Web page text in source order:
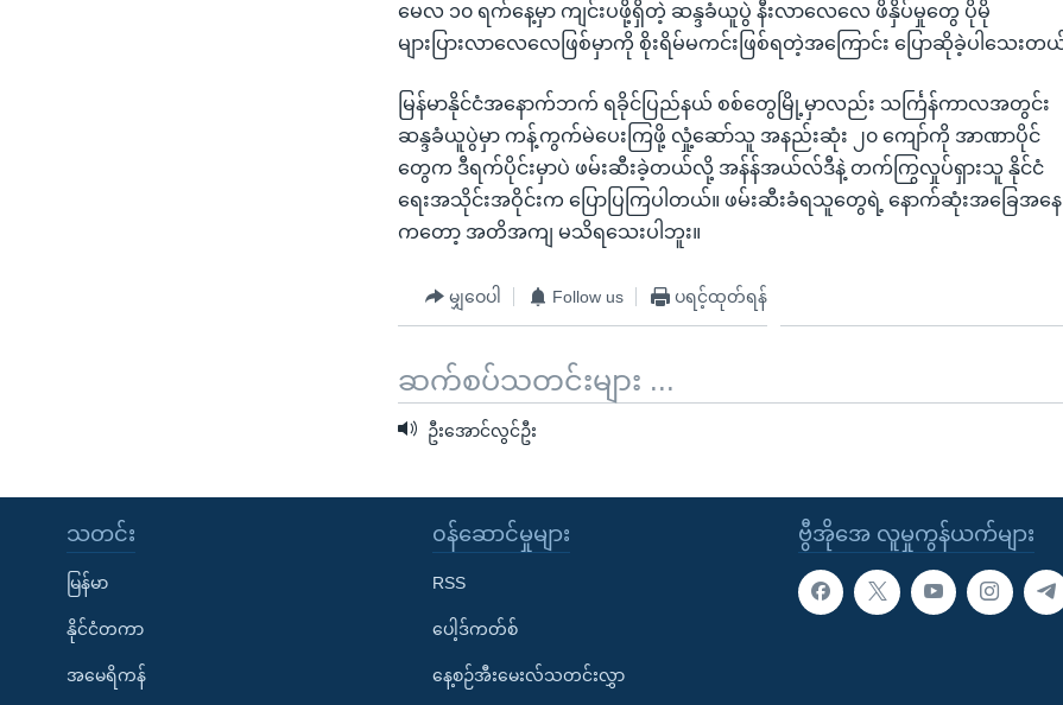
မေလ ၁၀ ရက်နေ့မှာ ကျင်းပဖို့ရှိတဲ့ ဆန္ဒခံယူပွဲ နီးလာလေလေ ဖိနှိပ်မှုတွေ ပိုမို
များပြားလာလေလေဖြစ်မှာကို စိုးရိမ်မကင်းဖြစ်ရတဲ့အကြောင်း ပြောဆိုခဲ့ပါသေးတ
မြန်မာနိုင်ငံအနောက်ဘက် ရခိုင်ပြည်နယ် စစ်တွေမြို့မှာလည်း သင်္ကြန်ကာလအတွင်း
ဆန္ဒခံယူပွဲမှာ ကန့်ကွက်မဲပေးကြဖို့ လှုံ့ဆော်သူ အနည်းဆုံး ၂၀ ကျော်ကို အာဏာပိုင်
တွေက ဒီရက်ပိုင်းမှာပဲ ဖမ်းဆီးခဲ့တယ်လို့ အန်န်အယ်လ်ဒီနဲ့ တက်ကြွလှုပ်ရှားသူ နိုင်ငံ
ရေးအသိုင်းအဝိုင်းက ပြောပြကြပါတယ်။ ဖမ်းဆီးခံရသူတွေရဲ့ နောက်ဆုံးအခြေအ
ကတော့ အတိအကျ မသိရသေးပါဘူး။
မျှဝေပါ Follow us ပရင့်ထုတ်ရန်
ဆက်စပ်သတင်းများ ...
ဦးအောင်လွင်ဦး
ဗွီအိုအေ လူမှုကွန်ယက်များ
သတင်း
မြန်မာ
နိုင်ငံတကာ
အမေရိကန်
၀န်ဆောင်မှုများ
RSS
ပေါ့ဒ်ကတ်စ်
နေ့စဉ်အီးမေးလ်သတင်းလွှာ